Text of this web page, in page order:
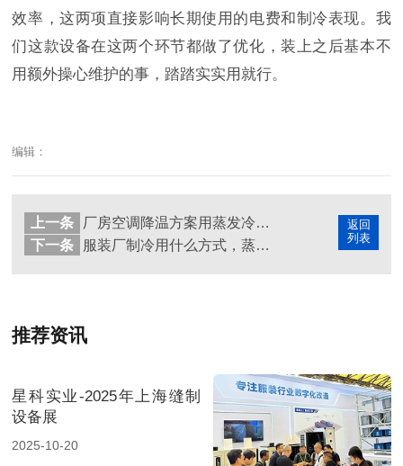
效率，这两项直接影响长期使用的电费和制冷表现。我
们这款设备在这两个环节都做了优化，装上之后基本不
用额外操心维护的事，踏踏实实用就行。
编辑：
返回
列表
上一条
厂房空调降温方案用蒸发冷省电空调，节能省钱更实用
下一条
服装厂制冷用什么方式，蒸发冷省电空调帮车间降温省电费
推荐资讯
星科实业-2025年上海缝制
设备展
2025-10-20